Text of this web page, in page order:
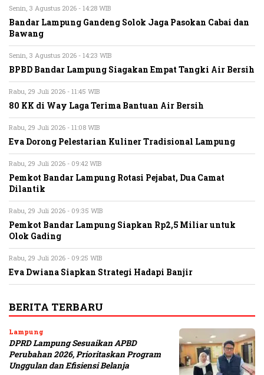
Senin, 3 Agustus 2026 - 14:28 WIB
Bandar Lampung Gandeng Solok Jaga Pasokan Cabai dan
Bawang
Senin, 3 Agustus 2026 - 14:23 WIB
BPBD Bandar Lampung Siagakan Empat Tangki Air Bersih
Rabu, 29 Juli 2026 - 11:45 WIB
80 KK di Way Laga Terima Bantuan Air Bersih
Rabu, 29 Juli 2026 - 11:08 WIB
Eva Dorong Pelestarian Kuliner Tradisional Lampung
Rabu, 29 Juli 2026 - 09:42 WIB
Pemkot Bandar Lampung Rotasi Pejabat, Dua Camat
Dilantik
Rabu, 29 Juli 2026 - 09:35 WIB
Pemkot Bandar Lampung Siapkan Rp2,5 Miliar untuk
Olok Gading
Rabu, 29 Juli 2026 - 09:25 WIB
Eva Dwiana Siapkan Strategi Hadapi Banjir
BERITA TERBARU
Lampung
DPRD Lampung Sesuaikan APBD
Perubahan 2026, Prioritaskan Program
Unggulan dan Efisiensi Belanja